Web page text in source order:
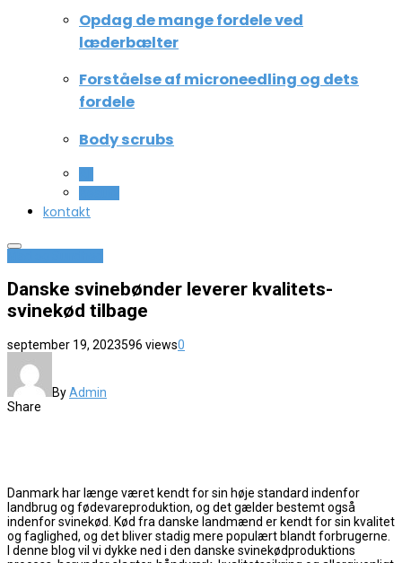
Opdag de mange fordele ved
læderbælter
Forståelse af microneedling og dets
fordele
Body scrubs
kontakt
Danske svinebønder leverer kvalitets-
svinekød tilbage
september 19, 2023596 views0
ByAdmin
Share
Danmark har længe været kendt for sin høje standard indenfor
landbrug og fødevareproduktion, og det gælder bestemt også
indenfor svinekød. Kød fra danske landmænd er kendt for sin kvalitet
og faglighed, og det bliver stadig mere populært blandt forbrugerne.
I denne blog vil vi dykke ned i den danske svinekødproduktions